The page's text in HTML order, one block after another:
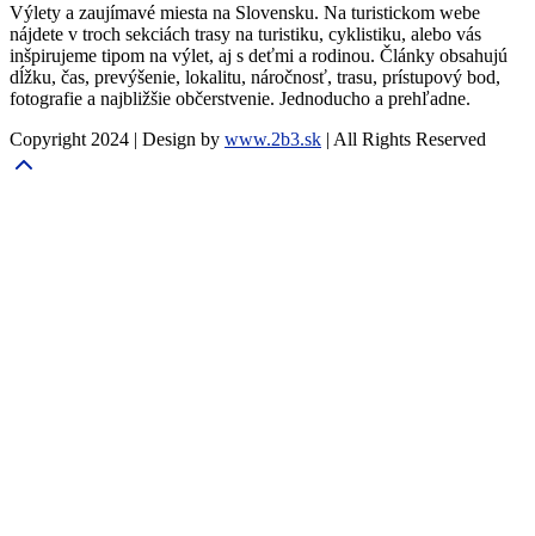
Výlety a zaujímavé miesta na Slovensku. Na turistickom webe
nájdete v troch sekciách trasy na turistiku, cyklistiku, alebo vás
inšpirujeme tipom na výlet, aj s deťmi a rodinou. Články obsahujú
dĺžku, čas, prevýšenie, lokalitu, náročnosť, trasu, prístupový bod,
fotografie a najbližšie občerstvenie. Jednoducho a prehľadne.
Copyright 2024 | Design by www.2b3.sk | All Rights Reserved